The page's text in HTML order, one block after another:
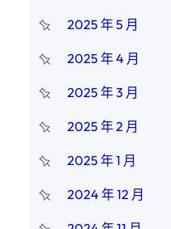
2025 年 5 月
2025 年 4 月
2025 年 3 月
2025 年 2 月
2025 年 1 月
2024 年 12 月